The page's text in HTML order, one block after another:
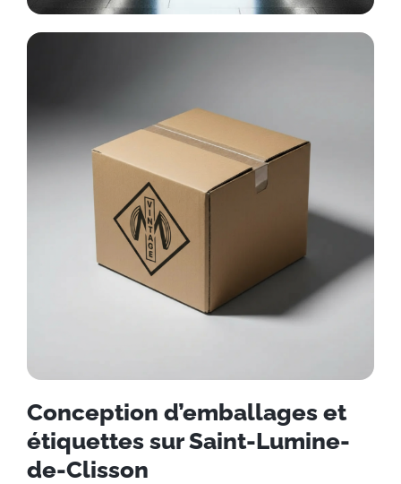
Conception d’emballages et
étiquettes sur Saint-Lumine-
de-Clisson